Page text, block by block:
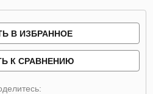
В ИЗБРАННОЕ
К СРАВНЕНИЮ